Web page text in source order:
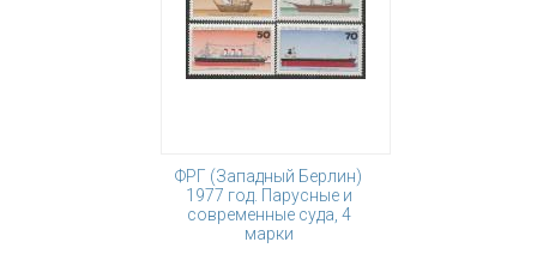
ФРГ (Западный Берлин)
1977 год. Парусные и
современные суда, 4
марки